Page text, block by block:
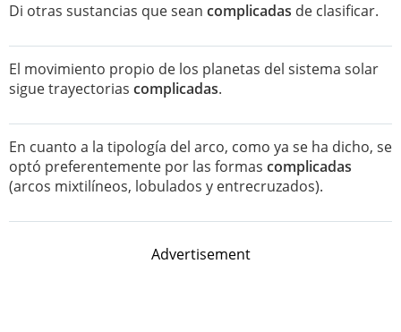
Di otras sustancias que sean complicadas de clasificar.
El movimiento propio de los planetas del sistema solar
sigue trayectorias complicadas.
En cuanto a la tipología del arco, como ya se ha dicho, se
optó preferentemente por las formas complicadas
(arcos mixtilíneos, lobulados y entrecruzados).
Advertisement